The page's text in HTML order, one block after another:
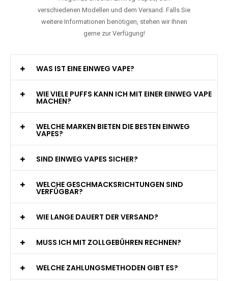
verschiedenen Modellen und dem Versand. Falls Sie
weitere Informationen benötigen, stehen wir Ihnen
gerne zur Verfügung!
WAS IST EINE EINWEG VAPE?
WIE VIELE PUFFS KANN ICH MIT EINER EINWEG VAPE
MACHEN?
WELCHE MARKEN BIETEN DIE BESTEN EINWEG
VAPES?
SIND EINWEG VAPES SICHER?
WELCHE GESCHMACKSRICHTUNGEN SIND
VERFÜGBAR?
WIE LANGE DAUERT DER VERSAND?
MUSS ICH MIT ZOLLGEBÜHREN RECHNEN?
WELCHE ZAHLUNGSMETHODEN GIBT ES?